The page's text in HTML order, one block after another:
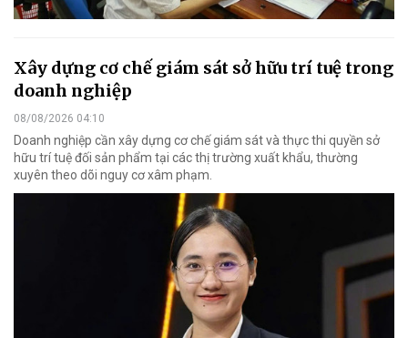
Xây dựng cơ chế giám sát sở hữu trí tuệ trong
doanh nghiệp
08/08/2026 04:10
Doanh nghiệp cần xây dựng cơ chế giám sát và thực thi quyền sở
hữu trí tuệ đối sản phẩm tại các thị trường xuất khẩu, thường
xuyên theo dõi nguy cơ xâm phạm.